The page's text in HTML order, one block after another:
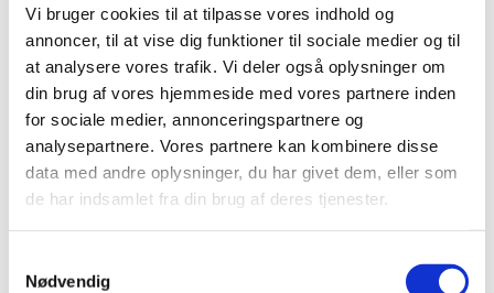
Vi bruger cookies til at tilpasse vores indhold og
annoncer, til at vise dig funktioner til sociale medier og til
at analysere vores trafik. Vi deler også oplysninger om
din brug af vores hjemmeside med vores partnere inden
for sociale medier, annonceringspartnere og
analysepartnere. Vores partnere kan kombinere disse
data med andre oplysninger, du har givet dem, eller som
de har indsamlet fra din brug af deres tjenester.
Nødvendig
Brusesæt
Udendørs brusere
Afløbsrende
Rustfrit afløb
Sort glas afløb
Hvidt glas afløb
Affaldssortering
Pedal systemer
Haven
Udendørs indretning
Udendørs brusere
Bål og grill